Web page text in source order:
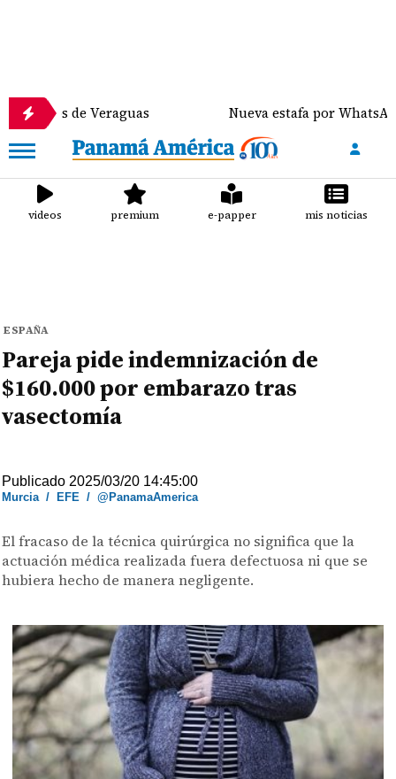
de Veraguas Nueva estafa por WhatsApp
videos premium e-papper mis noticias
ESPAÑA
Pareja pide indemnización de
$160.000 por embarazo tras
vasectomía
Publicado 2025/03/20 14:45:00
Murcia/ EFE /@PanamaAmerica
El fracaso de la técnica quirúrgica no significa que la
actuación médica realizada fuera defectuosa ni que se
hubiera hecho de manera negligente.